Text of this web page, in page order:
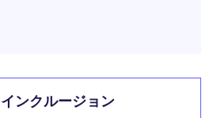
ンクルージョン